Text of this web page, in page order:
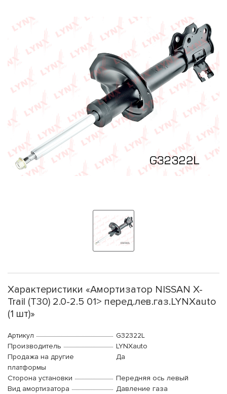
Характеристики «Амортизатор NISSAN X-
Trail (T30) 2.0-2.5 01> перед.лев.газ.LYNXauto
(1 шт)»
Артикул
G32322L
Производитель
LYNXauto
Продажа на другие
платформы
Да
Сторона установки
Передняя ось левый
Вид амортизатора
Давление газа